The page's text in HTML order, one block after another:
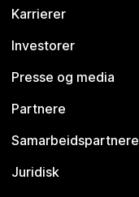
Karrierer
Investorer
Presse og media
Partnere
Samarbeidspartnere
Juridisk